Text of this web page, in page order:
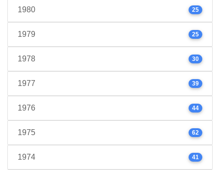
1980 25
1979 25
1978 30
1977 39
1976 44
1975 62
1974 41